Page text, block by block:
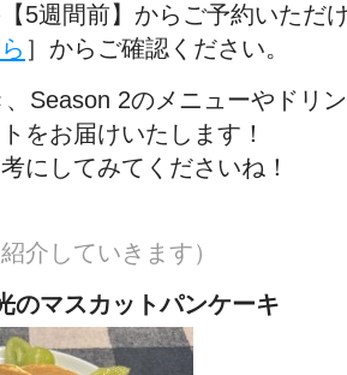
5週間前】からご予約いただ
］からご確認ください。
Season 2のメニューやドリ
をお届けいたします！
にしてみてくださいね！
介していきます）
のマスカットパンケーキ